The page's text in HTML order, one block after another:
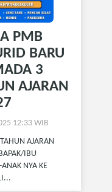
PMB
BARU
3
AJARAN
12:33 WIB
AJARAN
IBU
NYA KE